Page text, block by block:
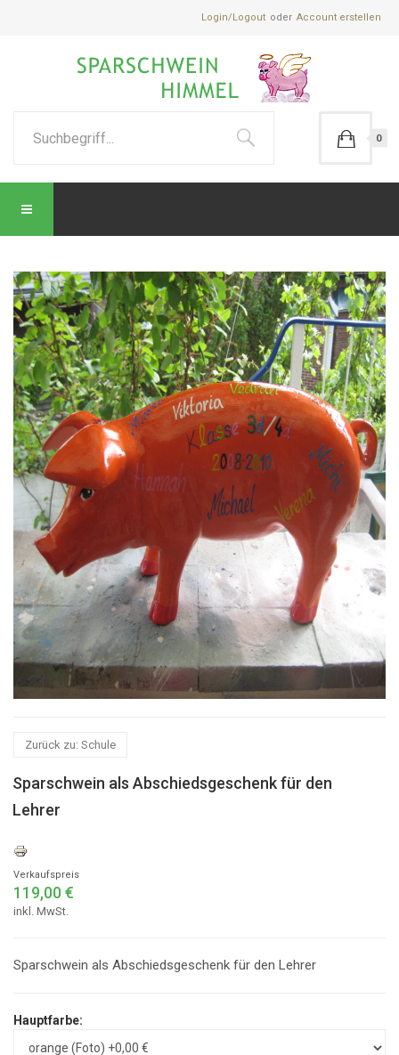
Login/Logout Account erstellen
0
Zurück zu: Schule
Sparschwein als Abschiedsgeschenk für den
Lehrer
Verkaufspreis
119,00 €
inkl. MwSt.
Sparschwein als Abschiedsgeschenk für den Lehrer
Hauptfarbe: